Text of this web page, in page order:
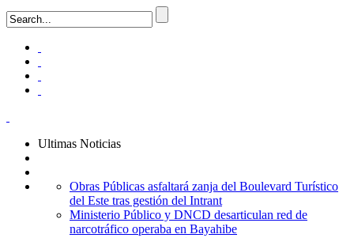
Ultimas Noticias
Obras Públicas asfaltará zanja del Boulevard Turístico
del Este tras gestión del Intrant
Ministerio Público y DNCD desarticulan red de
narcotráfico operaba en Bayahibe